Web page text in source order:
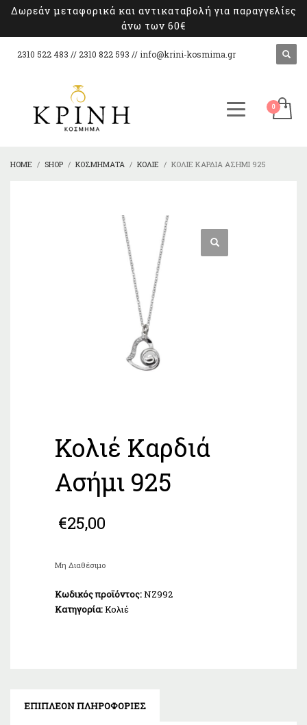
Δωρεάν μεταφορικά και αντικαταβολή για παραγγελίες
άνω των 60€
2310 522 483 // 2310 822 593 // info@krini-kosmima.gr
HOME SHOP ΚΟΣΜΉΜΑΤΑ ΚΟΛΙΈ ΚΟΛΙΈ ΚΑΡΔΙΆ ΑΣΉΜΙ 925
Κολιέ Καρδιά
Ασήμι 925
€25,00
Μη Διαθέσιμο
Κωδικός προϊόντος:NZ992
Κατηγορία:Κολιέ
ΕΠΙΠΛΈΟΝ ΠΛΗΡΟΦΟΡΊΕΣ